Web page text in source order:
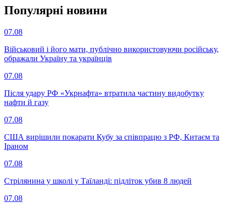
Популярнi новини
07.08
Військовий і його мати, публічно використовуючи російську,
ображали Україну та українців
07.08
Після удару РФ «Укрнафта» втратила частину видобутку
нафти й газу
07.08
США вирішили покарати Кубу за співпрацю з РФ, Китаєм та
Іраном
07.08
Стрілянина у школі у Таїланді: підліток убив 8 людей
07.08